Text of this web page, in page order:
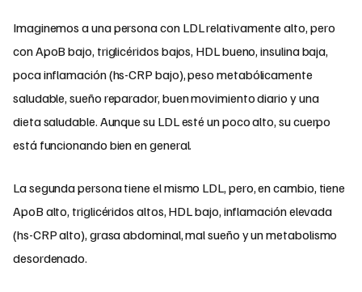
Imaginemos a una persona con LDL relativamente alto, pero
con ApoB bajo, triglicéridos bajos, HDL bueno, insulina baja,
poca inflamación (hs-CRP bajo), peso metabólicamente
saludable, sueño reparador, buen movimiento diario y una
dieta saludable. Aunque su LDL esté un poco alto, su cuerpo
está funcionando bien en general.
La segunda persona tiene el mismo LDL, pero, en cambio, tiene
ApoB alto, triglicéridos altos, HDL bajo, inflamación elevada
(hs-CRP alto), grasa abdominal, mal sueño y un metabolismo
desordenado.